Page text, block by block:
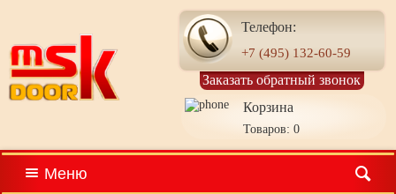
Телефон:
+7 (495) 132-60-59
Заказать обратный звонок
Корзина
Товаров: 0
Меню